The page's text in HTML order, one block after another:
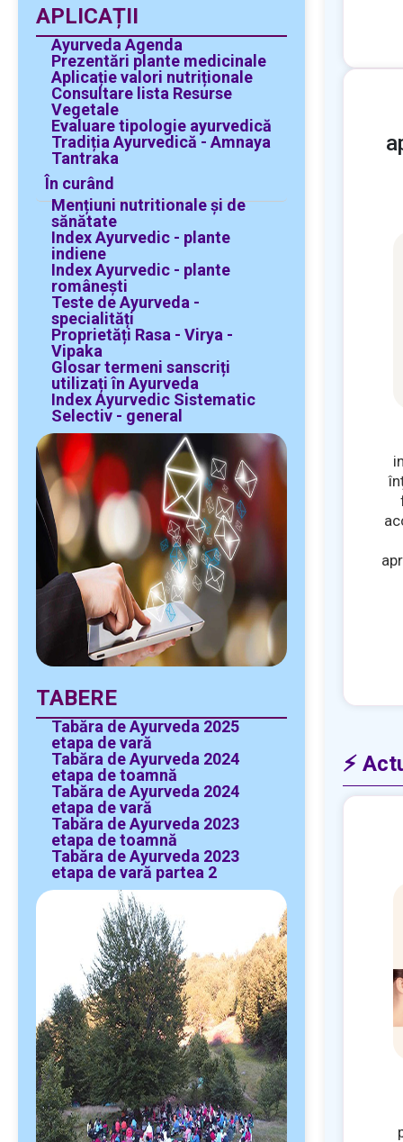
APLICAȚII
Ayurveda Agenda
Prezentări plante medicinale
Aplicație valori nutriționale
Consultare lista Resurse
Vegetale
Evaluare tipologie ayurvedică
Tradiția Ayurvedică - Amnaya
Tantraka
În curând
Mențiuni nutritionale și de
sănătate
Index Ayurvedic - plante
indiene
Index Ayurvedic - plante
românești
Teste de Ayurveda -
specialități
Proprietăți Rasa - Virya -
Vipaka
Glosar termeni sanscriți
utilizați în Ayurveda
Index Ayurvedic Sistematic
Selectiv - general
TABERE
Tabăra de Ayurveda 2025
etapa de vară
Tabăra de Ayurveda 2024
etapa de toamnă
Tabăra de Ayurveda 2024
etapa de vară
Tabăra de Ayurveda 2023
etapa de toamnă
Tabăra de Ayurveda 2023
etapa de vară partea 2
⚡